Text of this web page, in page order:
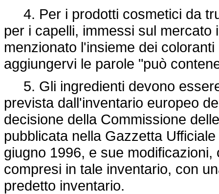
4. Per i prodotti cosmetici da
per i capelli, immessi sul
menzionato l'insieme dei
aggiungervi le parole "può
5. Gli ingredienti devono
prevista dall'inventario europeo
decisione della Commissione
pubblicata nella Gazzetta
giugno 1996, e sue
compresi in tale inventario, con
predetto inventario.